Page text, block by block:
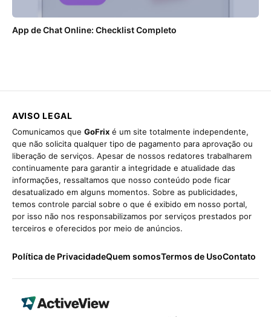
App de Chat Online: Checklist Completo
AVISO LEGAL
Comunicamos que GoFrix é um site totalmente independente,
que não solicita qualquer tipo de pagamento para aprovação ou
liberação de serviços. Apesar de nossos redatores trabalharem
continuamente para garantir a integridade e atualidade das
informações, ressaltamos que nosso conteúdo pode ficar
desatualizado em alguns momentos. Sobre as publicidades,
temos controle parcial sobre o que é exibido em nosso portal,
por isso não nos responsabilizamos por serviços prestados por
terceiros e oferecidos por meio de anúncios.
Política de PrivacidadeQuem somosTermos de UsoContato